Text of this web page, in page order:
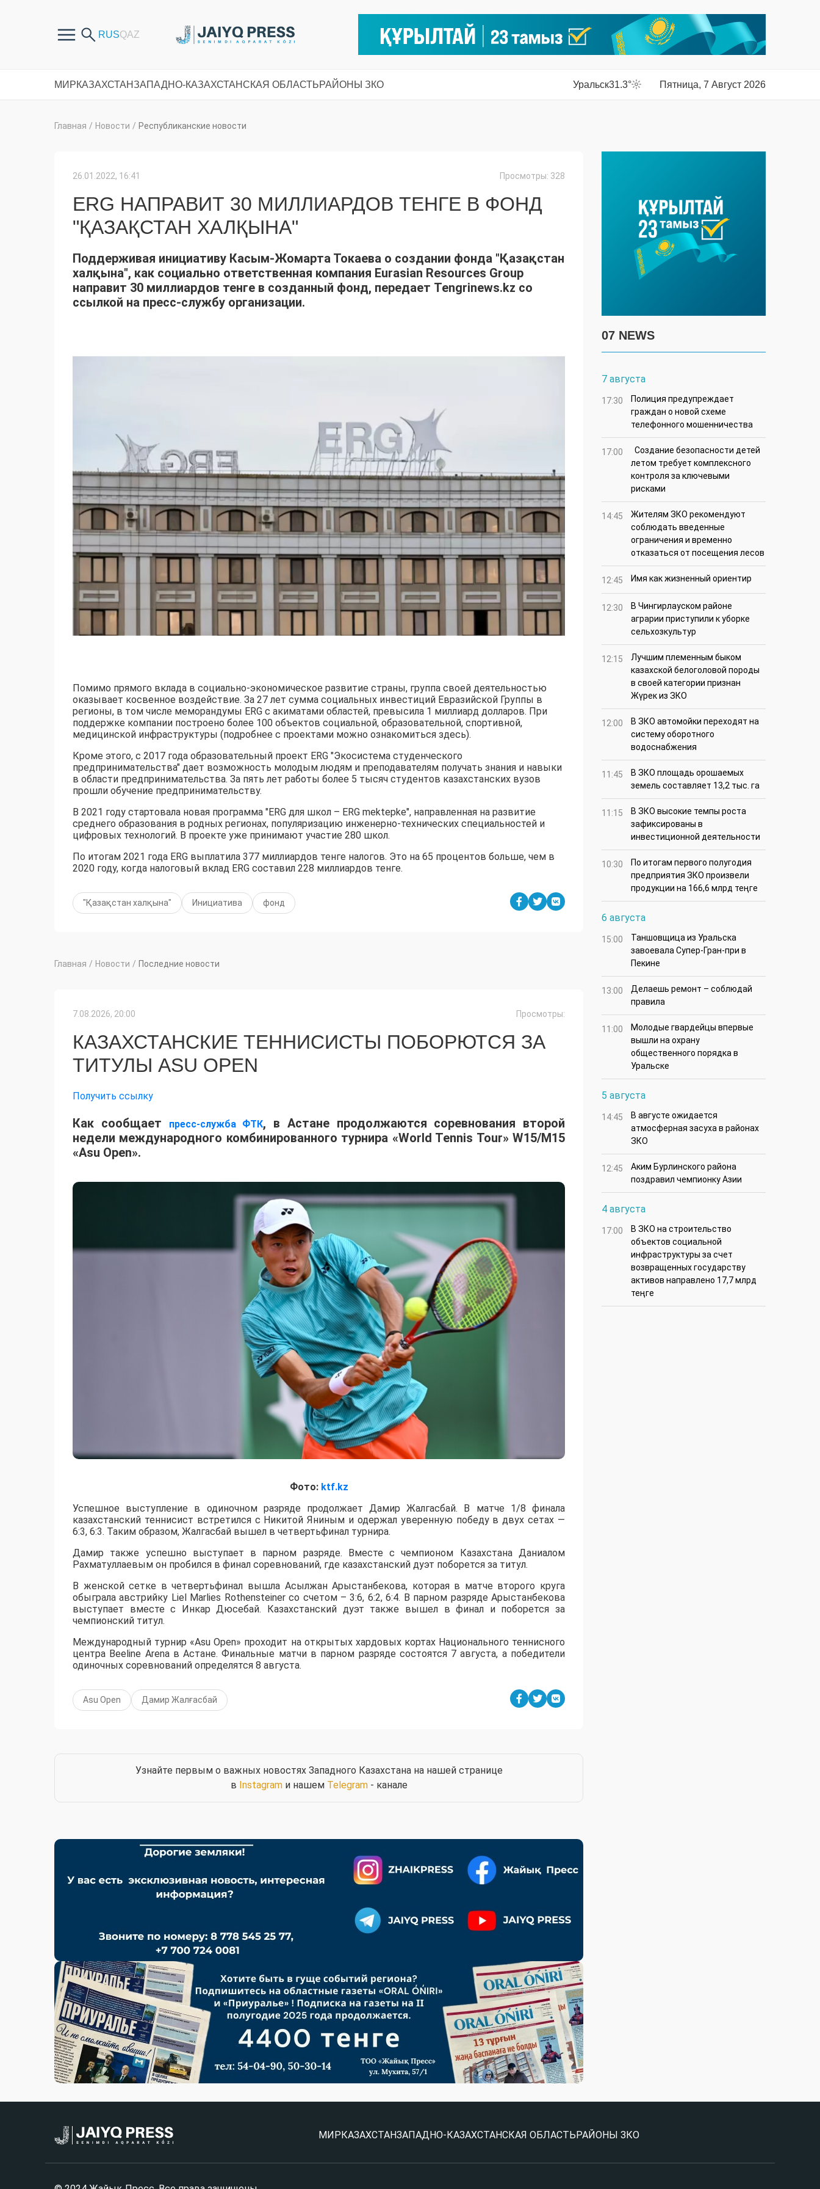
МИРКАЗАХСТАНЗАПАДНО-КАЗАХСТАНСКАЯ ОБЛАСТЬРАЙОНЫ ЗКО Уральск31.3° Пятница, 7 Август 2026
Главная / Новости / Республиканские новости
26.01.2022, 16:41 Просмотры: 328
ERG НАПРАВИТ 30 МИЛЛИАРДОВ ТЕНГЕ В ФОНД
"ҚАЗАҚСТАН ХАЛҚЫНА"
Поддерживая инициативу Касым-Жомарта Токаева о создании фонда "Қазақстан
халқына", как социально ответственная компания Eurasian Resources Group
направит 30 миллиардов тенге в созданный фонд, передает Tengrinews.kz со
ссылкой на пресс-службу организации.
Помимо прямого вклада в социально-экономическое развитие страны, группа своей деятельностью
оказывает косвенное воздействие. За 27 лет сумма социальных инвестиций Евразийской Группы в
регионы, в том числе меморандумы ERG с акиматами областей, превысила 1 миллиард долларов. При
поддержке компании построено более 100 объектов социальной, образовательной, спортивной,
медицинской инфраструктуры (подробнее с проектами можно ознакомиться здесь).
Кроме этого, с 2017 года образовательный проект ERG "Экосистема студенческого
предпринимательства" дает возможность молодым людям и преподавателям получать знания и навыки
в области предпринимательства. За пять лет работы более 5 тысяч студентов казахстанских вузов
прошли обучение предпринимательству.
В 2021 году стартовала новая программа "ERG для школ – ERG mektepke", направленная на развитие
среднего образования в родных регионах, популяризацию инженерно-технических специальностей и
цифровых технологий. В проекте уже принимают участие 280 школ.
По итогам 2021 года ERG выплатила 377 миллиардов тенге налогов. Это на 65 процентов больше, чем в
2020 году, когда налоговый вклад ERG составил 228 миллиардов тенге.
"Қазақстан халқына" Инициатива фонд
Главная / Новости / Последние новости
7.08.2026, 20:00 Просмотры:
КАЗАХСТАНСКИЕ ТЕННИСИСТЫ ПОБОРЮТСЯ ЗА
ТИТУЛЫ ASU OPEN
Получить ссылку
Как сообщает пресс-служба ФТК, в Астане продолжаются соревнования второй
недели международного комбинированного турнира «World Tennis Tour» W15/M15
«Asu Open».
Фото: ktf.kz
Успешное выступление в одиночном разряде продолжает Дамир Жалгасбай. В матче 1/8 финала
казахстанский теннисист встретился с Никитой Яниным и одержал уверенную победу в двух сетах —
6:3, 6:3. Таким образом, Жалгасбай вышел в четвертьфинал турнира.
Дамир также успешно выступает в парном разряде. Вместе с чемпионом Казахстана Даниалом
Рахматуллаевым он пробился в финал соревнований, где казахстанский дуэт поборется за титул.
В женской сетке в четвертьфинал вышла Асылжан Арыстанбекова, которая в матче второго круга
обыграла австрийку Liel Marlies Rothensteiner со счетом – 3:6, 6:2, 6:4. В парном разряде Арыстанбекова
выступает вместе с Инкар Дюсебай. Казахстанский дуэт также вышел в финал и поборется за
чемпионский титул.
Международный турнир «Asu Open» проходит на открытых хардовых кортах Национального теннисного
центра Beeline Arena в Астане. Финальные матчи в парном разряде состоятся 7 августа, а победители
одиночных соревнований определятся 8 августа.
Asu Open Дамир Жалғасбай
Узнайте первым о важных новостях Западного Казахстана на нашей странице
в Instagramи нашем Telegram- канале
07 NEWS
7 августа
17:30
Полиция предупреждает
граждан о новой схеме
телефонного мошенничества
17:00
Создание безопасности детей
летом требует комплексного
контроля за ключевыми
рисками
14:45
Жителям ЗКО рекомендуют
соблюдать введенные
ограничения и временно
отказаться от посещения лесов
12:45 Имя как жизненный ориентир
12:30
В Чингирлауском районе
аграрии приступили к уборке
сельхозкультур
12:15
Лучшим племенным быком
казахской белоголовой породы
в своей категории признан
Жүрек из ЗКО
12:00
В ЗКО автомойки переходят на
систему оборотного
водоснабжения
11:45
В ЗКО площадь орошаемых
земель составляет 13,2 тыс. га
11:15
В ЗКО высокие темпы роста
зафиксированы в
инвестиционной деятельности
10:30
По итогам первого полугодия
предприятия ЗКО произвели
продукции на 166,6 млрд теңге
6 августа
15:00
Таншовщица из Уральска
завоевала Супер-Гран-при в
Пекине
13:00
Делаешь ремонт – соблюдай
правила
11:00
Молодые гвардейцы впервые
вышли на охрану
общественного порядка в
Уральске
5 августа
14:45
В августе ожидается
атмосферная засуха в районах
ЗКО
12:45
Аким Бурлинского района
поздравил чемпионку Азии
4 августа
17:00
В ЗКО на строительство
объектов социальной
инфраструктуры за счет
возвращенных государству
активов направлено 17,7 млрд
теңге
МИР КАЗАХСТАНЗАПАДНО-КАЗАХСТАНСКАЯ ОБЛАСТЬ РАЙОНЫ ЗКО